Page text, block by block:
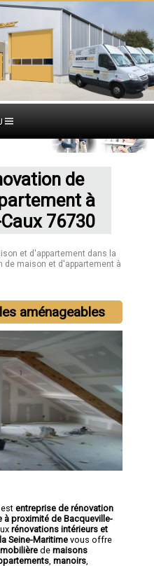
de
à
76730
et d'appartement dans la
de maison et d'appartement à
aménageables
entreprise de rénovation
à proximité de Bacqueville-
rénovations intérieurs et
Seine-Maritime vous offre
de maisons
manoirs